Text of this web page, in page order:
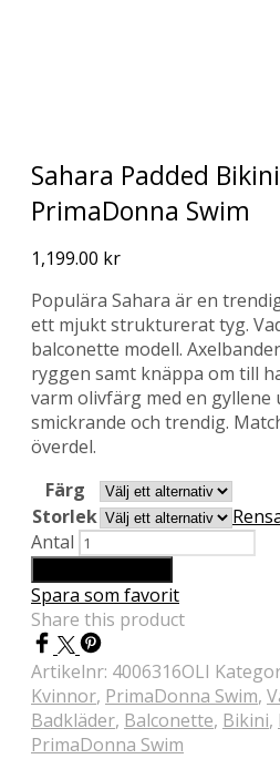
Sahara Padded
PrimaDonna Swim
1,199.00 kr
Populära Sahara är en
ett mjukt strukturerat tyg.
balconette modell.
ryggen samt knäppa om till
varm olivfärg med en
smickrande och trendig.
överdel.
Färg
Storlek
Antal
Spara som favorit
Share this product
Artikelnr: 4006316OLI
Kvinnor, PrimaDonna Swim,
Badkläder, Balconette, Bikini,
PrimaDonna Swim